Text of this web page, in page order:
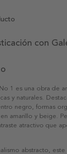
con
1 es una obra de
y naturales.
negro, formas
amarillo y beige.
atractivo que
abstracto,